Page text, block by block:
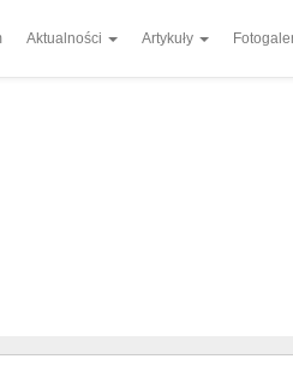
Aktualności Artykuły